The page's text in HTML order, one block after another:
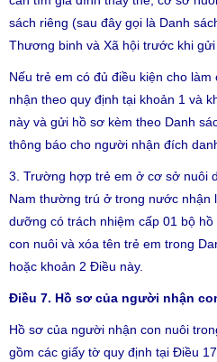
sách riêng (sau đây gọi là Danh
Thương binh và Xã hội trước khi
Nếu trẻ em có đủ điều kiện cho
nhận theo quy định tại khoản 1 và
này và gửi hồ sơ kèm theo Danh
thông báo cho người nhận đích
3. Trường hợp trẻ em ở cơ sở nuôi
Nam thường trú ở trong nước nhận
dưỡng có trách nhiệm cấp 01 bộ
con nuôi và xóa tên trẻ em trong
hoặc khoản 2 Điều này.
Điều 7. Hồ sơ của người nhận
Hồ sơ của người nhận con nuôi
gồm các giấy tờ quy định tại Điều